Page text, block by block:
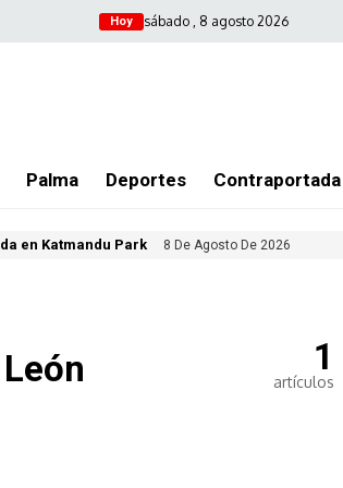
Hoy sábado , 8 agosto 2026
Palma Deportes Contraportada
en Katmandu Park 8 De Agosto De 2026
1
artículos